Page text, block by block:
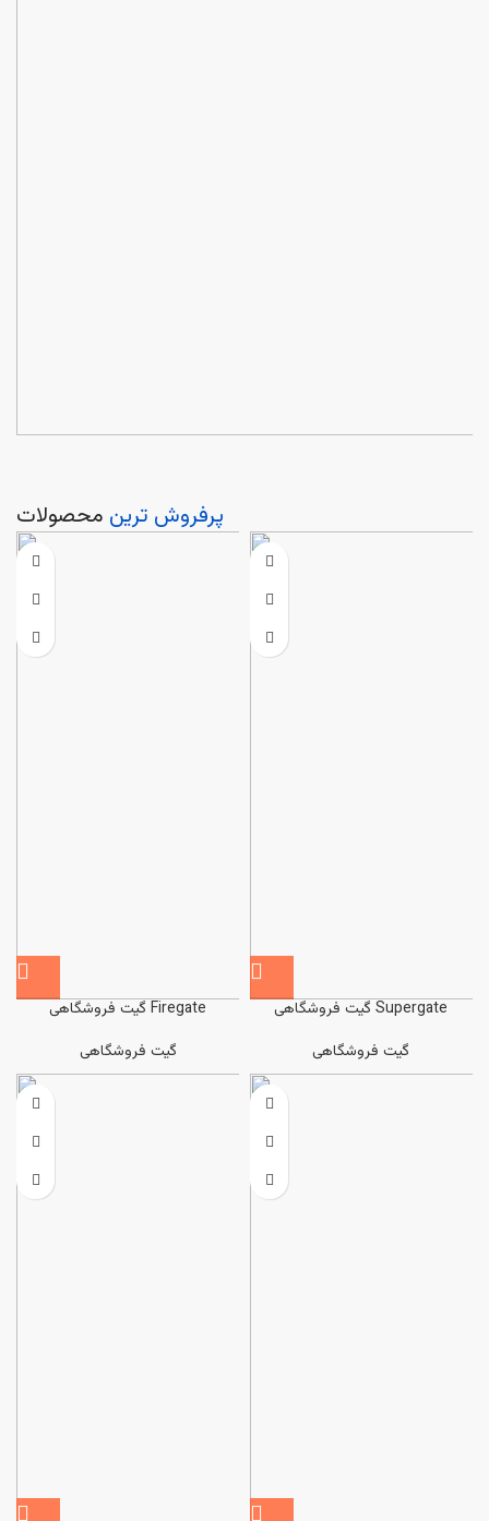
سراسر کشورپرفروش ترین محصولات
گیت فروشگاهی Firegate
گیت فروشگاهی
گیت فروشگاهی Supergate
گیت فروشگاهی